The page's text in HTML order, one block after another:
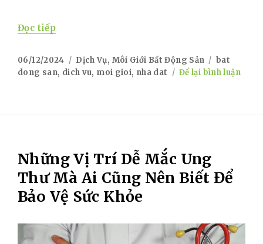
Đọc tiếp“Môi Giới Bất Động Sản – Dịch Vụ Uy Tín
Posted
on
06/12/2024 Categories
Dịch Vụ, Môi Giới Bất Động Sản Tags
bat
dong san, dich vu, moi gioi, nha dat Để lại bình luậnon
Những Vị Trí Dễ Mắc Ung
Thư Mà Ai Cũng Nên Biết Để
Bảo Vệ Sức Khỏe